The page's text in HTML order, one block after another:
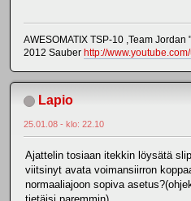
AWESOMATIX TSP-10 ,Team
2012 Sauber http://
Lapio
25.01.08 - klo: 22.10
Ajattelin tosiaan itekkin löysätä
viitsinyt avata voimansiirron
normaaliajoon sopiva